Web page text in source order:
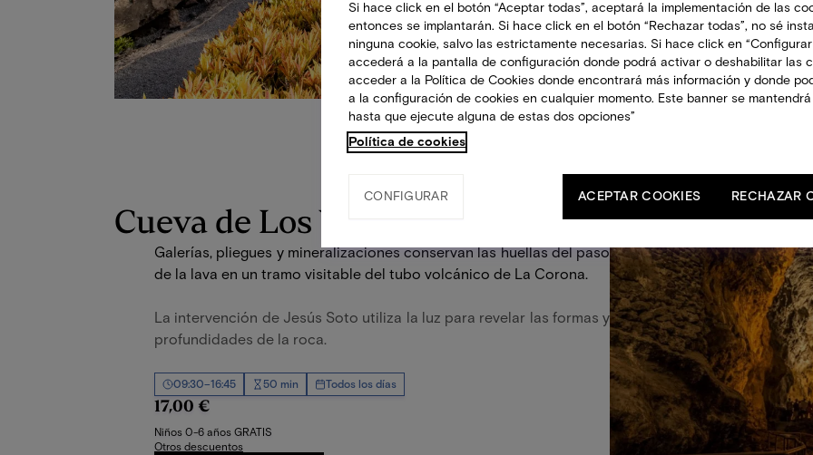
Cueva de Los Verdes
Galerías, pliegues y mineralizaciones conservan las huellas del paso
de la lava en un tramo visitable del tubo volcánico de La Corona.
La intervención de Jesús Soto utiliza la luz para revelar las formas y
profundidades de la roca.
09:30–16:45 50 min Todos los días
17,00 €
Niños 0-6 años GRATIS
Otros descuentos
Si hace click en el botón “Aceptar todas”, aceptará la implementación de las
entonces se implantarán. Si hace click en el botón “Rechazar todas”, no sé
ninguna cookie, salvo las estrictamente necesarias. Si hace click en “Configurar
accederá a la pantalla de configuración donde podrá activar o deshabilitar las
acceder a la Política de Cookies donde encontrará más información y donde
a la configuración de cookies en cualquier momento. Este banner se
hasta que ejecute alguna de estas dos opciones”
Política de cookies
CONFIGURAR RECHAZAR
ACEPTAR COOKIES